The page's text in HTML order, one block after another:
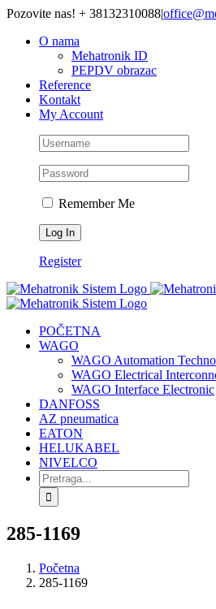
Skip
content
Pozovite nas! + 38132310088|
O nama
Mehatronik ID
PEPDV obrazac
Reference
Kontakt
My Account
Remember Me
Register
POČETNA
WAGO
WAGO Automation
WAGO Electrical
WAGO Interface Electronic
DANFOSS
AZ pneumatica
EATON
HELUKABEL
NIVELCO
Search
for:
285-1169
Početna
285-1169